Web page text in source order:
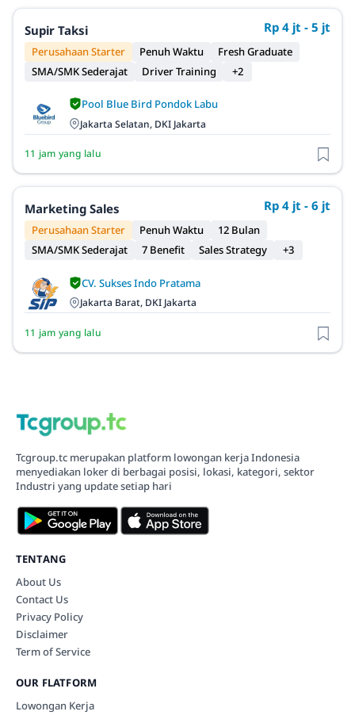
Supir Taksi Rp 4 jt - 5 jt
Perusahaan Starter Penuh Waktu
Fresh Graduate
SMA/SMK Sederajat
Driver Training +2
Pool Blue Bird Pondok Labu
Jakarta Selatan, DKI Jakarta
11 jam yang lalu
Marketing Sales Rp 4 jt - 6 jt
Perusahaan Starter Penuh Waktu
12 Bulan
SMA/SMK Sederajat
7 Benefit Sales Strategy +3
CV. Sukses Indo Pratama
Jakarta Barat, DKI Jakarta
11 jam yang lalu
Tcgroup.tc merupakan platform lowongan kerja Indonesia
menyediakan loker di berbagai posisi, lokasi, kategori, sektor
Industri yang update setiap hari
TENTANG
About Us
Contact Us
Privacy Policy
Disclaimer
Term of Service
OUR FLATFORM
Lowongan Kerja